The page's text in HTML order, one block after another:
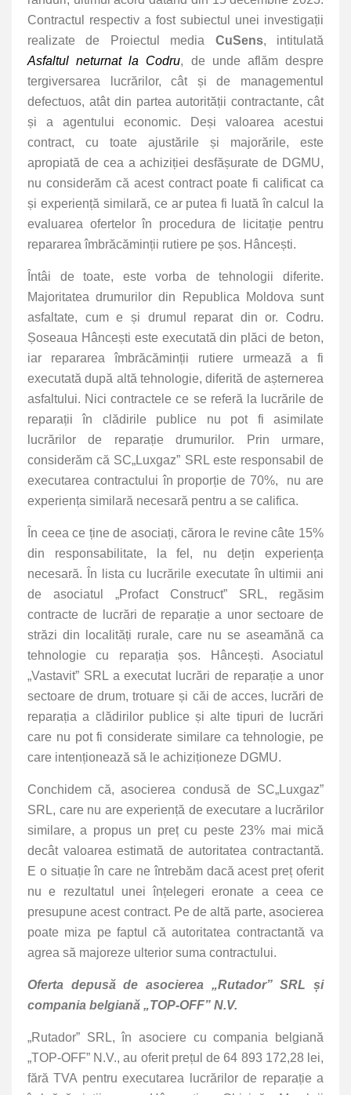
Contractul respectiv a fost subiectul unei investigații
realizate de Proiectul media CuSens, intitulată
Asfaltul neturnat la Codru, de unde aflăm despre
tergiversarea lucrărilor, cât și de managementul
defectuos, atât din partea autorității contractante, cât
și a agentului economic. Deși valoarea acestui
contract, cu toate ajustările și majorările, este
apropiată de cea a achiziției desfășurate de DGMU,
nu considerăm că acest contract poate fi calificat ca
și experiență similară, ce ar putea fi luată în calcul la
evaluarea ofertelor în procedura de licitație pentru
repararea îmbrăcăminții rutiere pe șos. Hâncești.
Întâi de toate, este vorba de tehnologii diferite.
Majoritatea drumurilor din Republica Moldova sunt
asfaltate, cum e și drumul reparat din or. Codru.
Șoseaua Hâncești este executată din plăci de beton,
iar repararea îmbrăcăminții rutiere urmează a fi
executată după altă tehnologie, diferită de așternerea
asfaltului. Nici contractele ce se referă la lucrările de
reparații în clădirile publice nu pot fi asimilate
lucrărilor de reparație drumurilor. Prin urmare,
considerăm că SC„Luxgaz” SRL este responsabil de
executarea contractului în proporție de 70%, nu are
experiența similară necesară pentru a se califica.
În ceea ce ține de asociați, cărora le revine câte 15%
din responsabilitate, la fel, nu dețin experiența
necesară. În lista cu lucrările executate în ultimii ani
de asociatul „Profact Construct” SRL, regăsim
contracte de lucrări de reparație a unor sectoare de
străzi din localități rurale, care nu se aseamănă ca
tehnologie cu reparația șos. Hâncești. Asociatul
„Vastavit” SRL a executat lucrări de reparație a unor
sectoare de drum, trotuare și căi de acces, lucrări de
reparația a clădirilor publice și alte tipuri de lucrări
care nu pot fi considerate similare ca tehnologie, pe
care intenționează să le achiziționeze DGMU.
Conchidem că, asocierea condusă de SC„Luxgaz”
SRL, care nu are experiență de executare a lucrărilor
similare, a propus un preț cu peste 23% mai mică
decât valoarea estimată de autoritatea contractantă.
E o situație în care ne întrebăm dacă acest preț oferit
nu e rezultatul unei înțelegeri eronate a ceea ce
presupune acest contract. Pe de altă parte, asocierea
poate miza pe faptul că autoritatea contractantă va
agrea să majoreze ulterior suma contractului.
Oferta depusă de asocierea „Rutador” SRL și
compania belgiană „TOP-OFF” N.V.
„Rutador” SRL, în asociere cu compania belgiană
„TOP-OFF” N.V., au oferit prețul de 64 893 172,28 lei,
fără TVA pentru executarea lucrărilor de reparație a